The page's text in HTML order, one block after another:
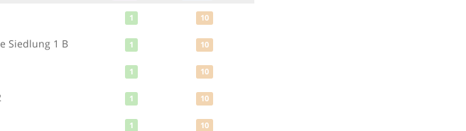
1 10
Siedlung 1 B 1 10
1 10
1 10
1 10